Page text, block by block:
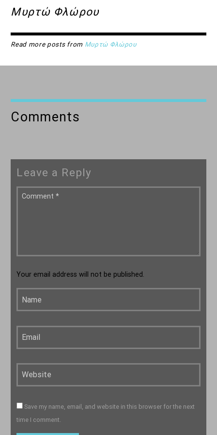
Μυρτώ Φλώρου
Read more posts from Μυρτώ Φλώρου
Comments
Leave a Reply
Your email address will not be published.
Save my name, email, and website in this browser for the next
time I comment.